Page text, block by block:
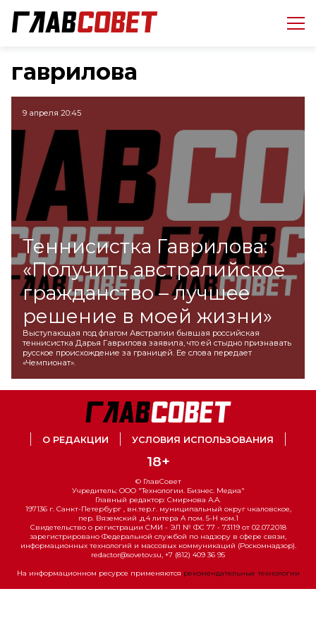
гаврилова
9 апреля 20:45
Теннисистка Гаврилова:
«Получить австралийское
гражданство – лучшее
решение в моей жизни»
Выступающая под флагом Австралии бывшая российская
теннисистка Дарья Гаврилова заявила, что ей стыдно признавать
русское происхождение за границей. Ее слова передает
«Чемпионат».
О РЕДАКЦИИ УСЛОВИЯ ИСПОЛЬЗОВАНИЯ
18+
© ГлавСовет
Учредитель: ООО "Технологии. Бизнес. Медиа"
Главный редактор: Смирнова А.А.
197136 г. Санкт-Петербург , вн.тер.г. муниципальный округ чкаловское,
пер. Вяземский ,д.4 литера А пом. 5-Н ком.1
Свидетельство о регистрации СМИ - ЭЛ № ФС 77 - 73119 от 02.07.2018
зарегистрировано Федеральной службой по надзору в сфере связи,
информационных технологий и массовых коммуникаций (Роскомнадзор).
redactor@sovetov.su, +7 (812) 409 36 95
На информационном ресурсе применяются рекомендательные технологии